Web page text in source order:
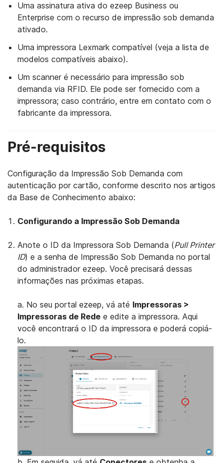
Uma assinatura ativa do ezeep Business ou
Enterprise com o recurso de impressão sob demanda
ativado.
Uma impressora Lexmark compatível (veja a lista de
modelos compatíveis abaixo).
Um scanner é necessário para impressão sob
demanda via RFID. Ele pode ser fornecido com a
impressora; caso contrário, entre em contato com o
fabricante da impressora.
Pré-requisitos
Configuração da Impressão Sob Demanda com
autenticação por cartão, conforme descrito nos artigos
da Base de Conhecimento abaixo:
Configurando a Impressão Sob Demanda
Anote o ID da Impressora Sob Demanda (Pull Printer
ID) e a senha de Impressão Sob Demanda no portal
do administrador ezeep. Você precisará dessas
informações nas próximas etapas.
a. No seu portal ezeep, vá até Impressoras >
Impressoras de Rede e edite a impressora. Aqui
você encontrará o ID da impressora e poderá copiá-
lo.